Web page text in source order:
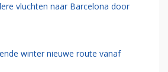
vluchten naar Barcelona door
winter nieuwe route vanaf